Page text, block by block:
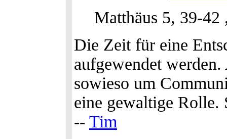
Matthäus 5, 39-
Die Zeit für eine
aufgewendet
sowieso um
eine gewaltige Rolle.
-- Tim